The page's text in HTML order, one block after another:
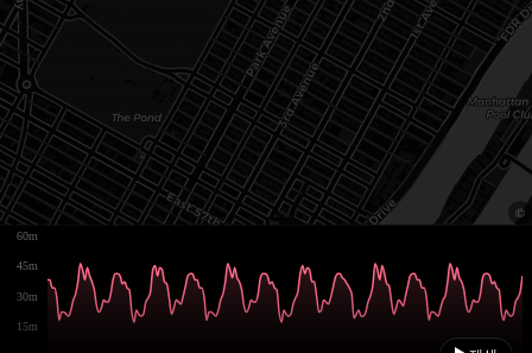
15m
30m
45m
60m